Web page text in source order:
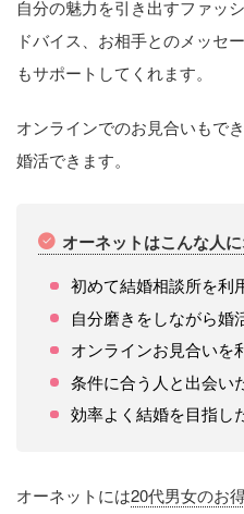
自分の魅力を引き出すファッ
ドバイス、お相手とのメッセ
もサポートしてくれます。
オンラインでのお見合いもで
婚活できます。
オーネットはこんな人
初めて結婚相談所を利
自分磨きをしながら婚
オンラインお見合いを
条件に合う人と出会い
効率よく結婚を目指し
オーネットには20代男女のお